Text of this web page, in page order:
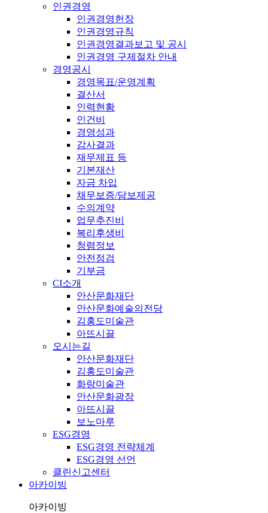
인권경영
인권경영헌장
인권경영규칙
인권경영결과보고 및 공시
인권경영 구제절차 안내
경영공시
경영목표/운영계획
결산서
인력현황
인건비
경영성과
감사결과
재무제표 등
기본재산
자금 차입
채무보증/담보제공
수의계약
업무추진비
복리후생비
청렴정보
안전점검
기부금
CI소개
안산문화재단
안산문화예술의전당
김홍도미술관
아뜨시끌
오시는길
안산문화재단
김홍도미술관
화랑미술관
안산문화광장
아뜨시끌
보노마루
ESG경영
ESG경영 전략체계
ESG경영 선언
클린신고센터
아카이빙
아카이빙